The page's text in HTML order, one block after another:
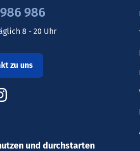
986
8 - 20 Uhr
zu uns
und durchstarten